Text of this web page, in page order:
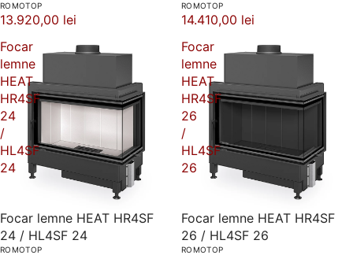
ROMOTOP
13.920,00 lei
ROMOTOP
14.410,00 lei
Focar
lemne
HEAT
HR4SF
24
/
HL4SF
24
-5%
Focar lemne HEAT HR4SF
24 / HL4SF 24
ROMOTOP
Focar
lemne
HEAT
HR4SF
26
/
HL4SF
26
-5%
Focar lemne HEAT HR4SF
26 / HL4SF 26
ROMOTOP